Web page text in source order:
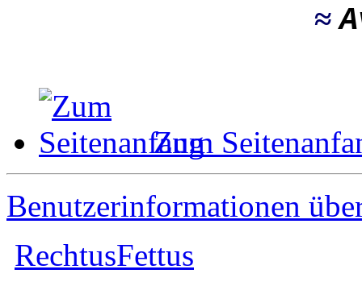
≈
Zum
Benutzerinformationen
RechtusFettus